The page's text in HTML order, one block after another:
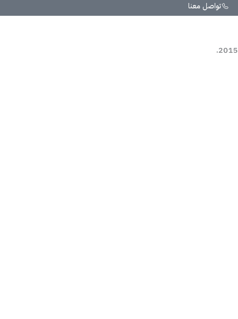
تواصل معنا